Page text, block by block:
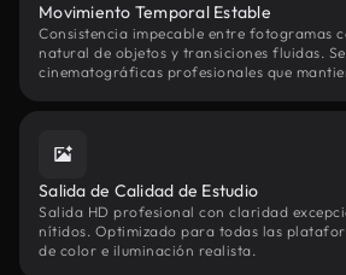
Movimiento Temporal Estable
Consistencia impecable entre fotogramas
natural de objetos y transiciones fluidas.
cinematográficas profesionales que
Salida de Calidad de Estudio
Salida HD profesional con claridad
nítidos. Optimizado para todas las
de color e iluminación realista.